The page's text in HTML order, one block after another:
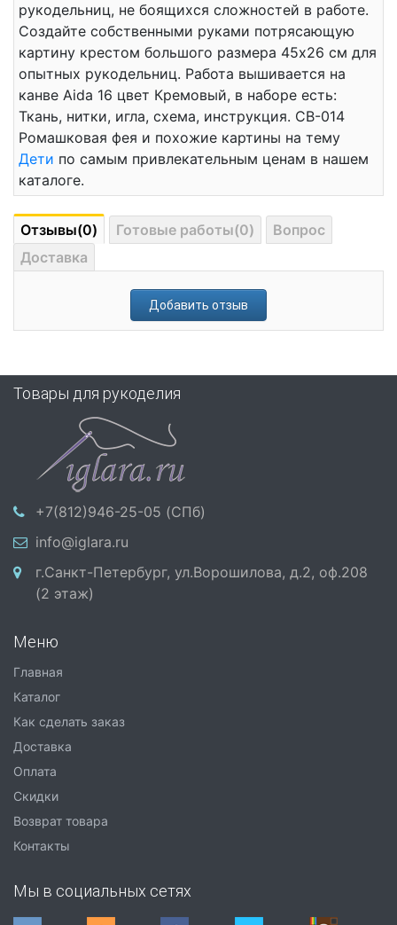
рукодельниц, не боящихся сложностей в работе.
Создайте собственными руками потрясающую
картину крестом большого размера 45x26 см для
опытных рукодельниц. Работа вышивается на
канве Aida 16 цвет Кремовый, в наборе есть:
Ткань, нитки, игла, схема, инструкция. СВ-014
Ромашковая фея и похожие картины на тему
Дети по самым привлекательным ценам в нашем
каталоге.
Отзывы(0) Готовые работы(0)
Вопрос
Доставка
Добавить отзыв
Товары для рукоделия
+7(812)946-25-05 (СПб)
info@iglara.ru
г.Санкт-Петербург, ул.Ворошилова, д.2, оф.208
(2 этаж)
Меню
Главная
Каталог
Как сделать заказ
Доставка
Оплата
Скидки
Возврат товара
Контакты
Мы в социальных сетях